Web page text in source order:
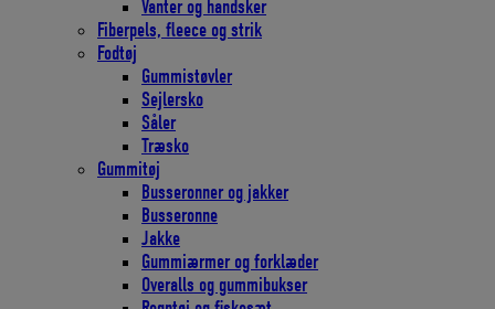
Vanter og handsker
Fiberpels, fleece og strik
Fodtøj
Gummistøvler
Sejlersko
Såler
Træsko
Gummitøj
Busseronner og jakker
Busseronne
Jakke
Gummiærmer og forklæder
Overalls og gummibukser